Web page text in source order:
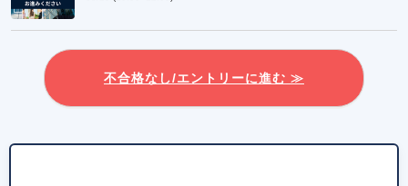
不合格なし/エントリーに進む ≫